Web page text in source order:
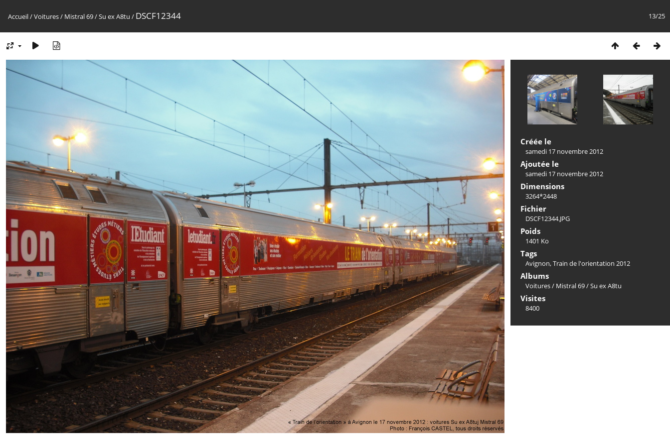
13/25
Accueil/Voitures/ Mistral 69/Su ex A8tu / DSCF12344
Créée le
samedi 17 novembre 2012
Ajoutée le
samedi 17 novembre 2012
Dimensions
3264*2448
Fichier
DSCF12344.JPG
Poids
1401 Ko
Tags
Avignon,Train de l'orientation 2012
Albums
Voitures/ Mistral 69/Su ex A8tu
Visites
8400